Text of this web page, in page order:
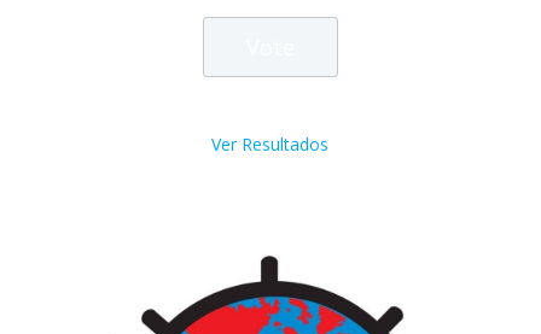
Ver Resultados